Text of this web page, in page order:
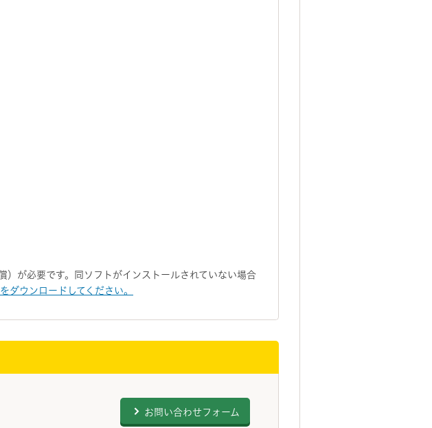
が必要です。同ソフトがインストールされていない場合
ウンロードしてください。
お問い合わせフォーム